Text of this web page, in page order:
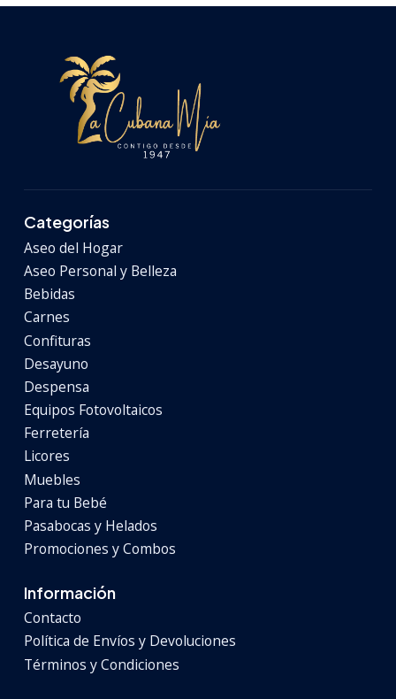
Categorías
Aseo del Hogar
Aseo Personal y Belleza
Bebidas
Carnes
Confituras
Desayuno
Despensa
Equipos Fotovoltaicos
Ferretería
Licores
Muebles
Para tu Bebé
Pasabocas y Helados
Promociones y Combos
Información
Contacto
Política de Envíos y Devoluciones
Términos y Condiciones